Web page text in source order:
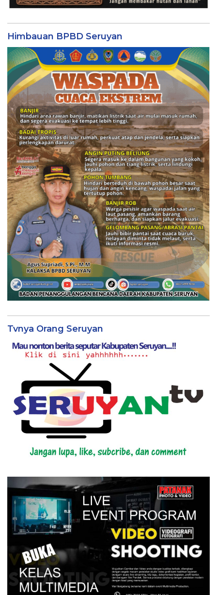
Himbauan BPBD Seruyan
Tvnya Orang Seruyan